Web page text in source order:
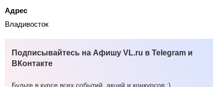
Адрес
Владивосток
Подписывайтесь на Афишу VL.ru в Telegram и
ВКонтакте
Будьте в курсе всех событий, акций и конкурсов :)